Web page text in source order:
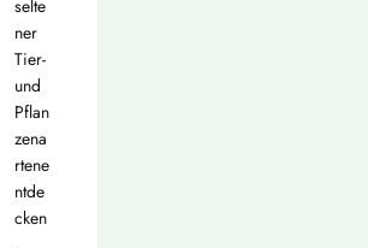
selte
ner
Tier-
und
Pflan
zena
rtene
ntde
cken